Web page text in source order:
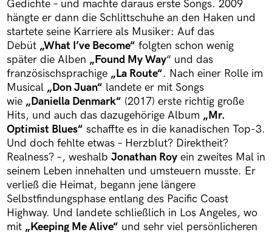
Gedichte – und machte daraus erste Songs. 2009
hängte er dann die Schlittschuhe an den Haken und
startete seine Karriere als Musiker: Auf das
Debüt „What I’ve Become“ folgten schon wenig
später die Alben „Found My Way“ und das
französischsprachige „La Route“. Nach einer Rolle im
Musical „Don Juan“ landete er mit Songs
wie „Daniella Denmark“ (2017) erste richtig große
Hits, und auch das dazugehörige Album „Mr.
Optimist Blues“ schaffte es in die kanadischen Top-3.
Und doch fehlte etwas – Herzblut? Direktheit?
Realness? –, weshalb Jonathan Royein zweites Mal in
seinem Leben innehalten und umsteuern musste. Er
verließ die Heimat, begann jene längere
Selbstfindungsphase entlang des Pacific Coast
Highway. Und landete schließlich in Los Angeles, wo
mit „Keeping Me Alive“ und sehr viel persönlicheren